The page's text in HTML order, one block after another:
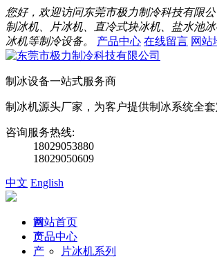
您好，欢迎访问东莞市极力制冷科技有限
制冰机、片冰机、直冷式块冰机、盐水池
冰机等制冷设备。
产品中心 在线留言 网站
制冰设备一站式服务商
制冰机源头厂家，为客户提供制冰系统全
咨询服务热线:
18029053880
18029050609
中文 English
首
页
产
网站首页
产品中心
片冰机系列